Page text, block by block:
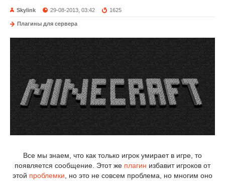
Skylink 29-08-2013, 03:42 1625
Плагины для сервера
Все мы знаем, что как только игрок умирает в игре, то
появляется сообщение. Этот же плагин избавит игроков от
этой проблемки, но это не совсем проблема, но многим оно